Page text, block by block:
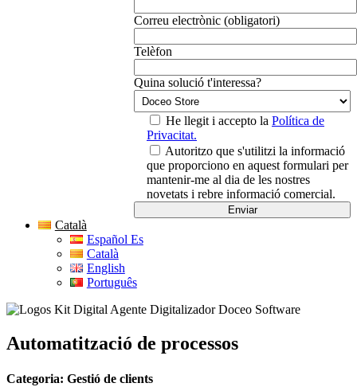
Correu electrònic (obligatori)
Telèfon
Quina solució t'interessa?
He llegit i accepto la Política de
Privacitat.
Autoritzo que s'utilitzi la informació
que proporciono en aquest formulari per
mantenir-me al dia de les nostres
novetats i rebre informació comercial.
Català
Español Es
Català
English
Português
Automatització de processos
Categoria: Gestió de clients